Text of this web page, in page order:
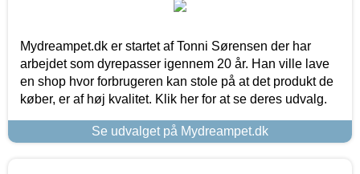
Mydreampet.dk er startet af Tonni Sørensen der har
arbejdet som dyrepasser igennem 20 år. Han ville lave
en shop hvor forbrugeren kan stole på at det produkt de
køber, er af høj kvalitet. Klik her for at se deres udvalg.
Se udvalget på Mydreampet.dk